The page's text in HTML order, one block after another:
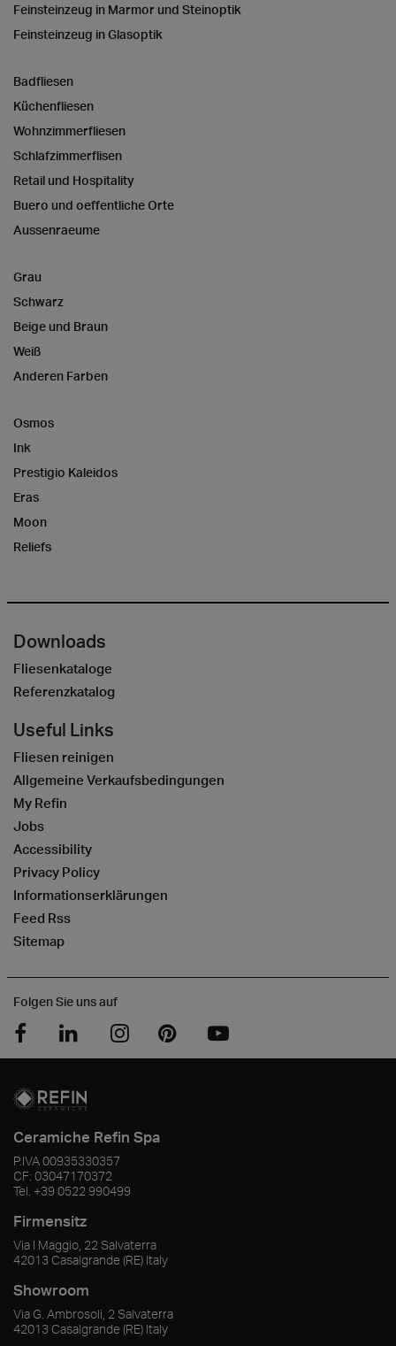
Feinsteinzeug in Marmor und Steinoptik
Feinsteinzeug in Glasoptik
Badfliesen
Küchenfliesen
Wohnzimmerfliesen
Schlafzimmerflisen
Retail und Hospitality
Buero und oeffentliche Orte
Aussenraeume
Grau
Schwarz
Beige und Braun
Weiß
Anderen Farben
Osmos
Ink
Prestigio Kaleidos
Eras
Moon
Reliefs
Downloads
Fliesenkataloge
Referenzkatalog
Useful Links
Fliesen reinigen
Allgemeine Verkaufsbedingungen
My Refin
Jobs
Accessibility
Privacy Policy
Informationserklärungen
Feed Rss
Sitemap
Folgen Sie uns auf
Ceramiche Refin Spa
P.IVA00935330357
CF: 03047170372
Tel. +39 0522 990499
Firmensitz
Via I Maggio, 22 Salvaterra
42013 Casalgrande (RE) Italy
Showroom
Via G. Ambrosoli, 2 Salvaterra
42013 Casalgrande (RE) Italy